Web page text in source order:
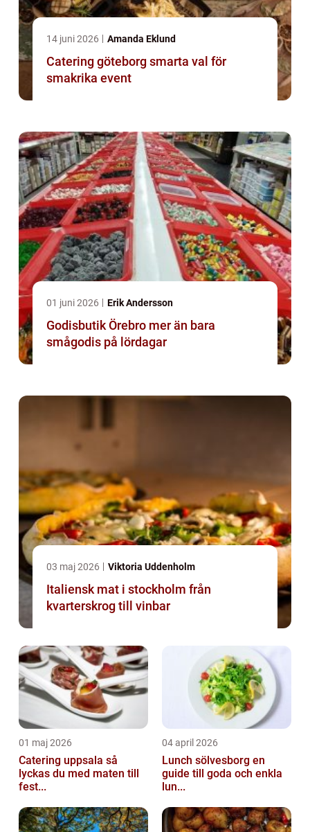
14 juni 2026 Amanda Eklund
Catering göteborg smarta val för
smakrika event
01 juni 2026 Erik Andersson
Godisbutik Örebro mer än bara
smågodis på lördagar
03 maj 2026 Viktoria Uddenholm
Italiensk mat i stockholm från
kvarterskrog till vinbar
01 maj 2026
Catering uppsala så
lyckas du med maten till
fest...
04 april 2026
Lunch sölvesborg en
guide till goda och enkla
lun...